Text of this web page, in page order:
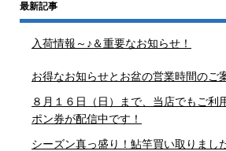
最新記事
入荷情報～♪＆重要なお知らせ！
お得なお知らせとお盆の営業時間のご
８月１６日（日）まで、当店でもご利
ポン券が配信中です！
シーズン真っ盛り！鮎竿買い取りまし